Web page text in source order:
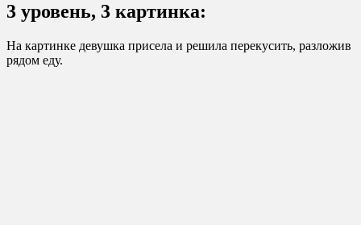
3 уровень, 3 картинка:
На картинке девушка присела и решила перекусить, разложив
рядом еду.